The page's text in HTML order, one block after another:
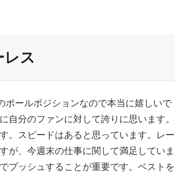
ス
ポールポジションなので本当に嬉しいで
分のファンに対して誇りに思います。
。スピードはあると思っています。レー
が、今週末の仕事に関して満足していま
プッシュすることが重要です。ベストを